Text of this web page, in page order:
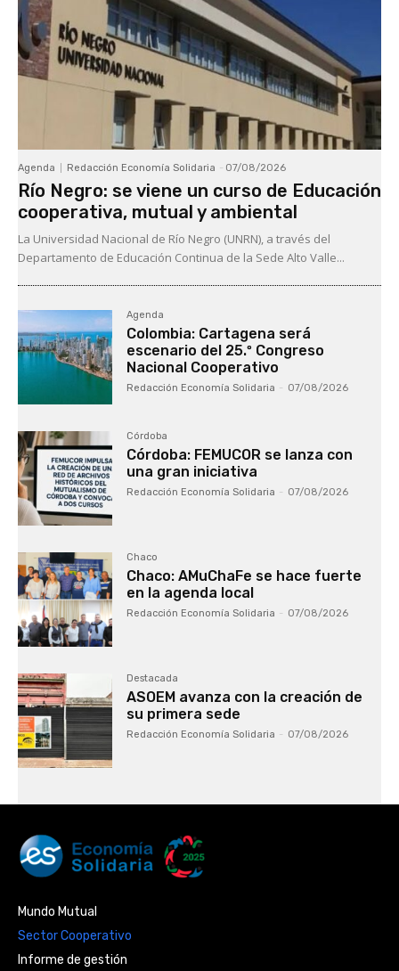
Agenda Redacción Economía Solidaria - 07/08/2026
Río Negro: se viene un curso de Educación
cooperativa, mutual y ambiental
La Universidad Nacional de Río Negro (UNRN), a través del
Departamento de Educación Continua de la Sede Alto Valle...
Agenda
Colombia: Cartagena será
escenario del 25.º Congreso
Nacional Cooperativo
Redacción Economía Solidaria - 07/08/2026
Córdoba
Córdoba: FEMUCOR se lanza con
una gran iniciativa
Redacción Economía Solidaria - 07/08/2026
Chaco
Chaco: AMuChaFe se hace fuerte
en la agenda local
Redacción Economía Solidaria - 07/08/2026
Destacada
ASOEM avanza con la creación de
su primera sede
Redacción Economía Solidaria - 07/08/2026
Mundo Mutual
Sector Cooperativo
Informe de gestión